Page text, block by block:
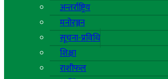
अन्तर्राष्ट्रिय
मनोरञ्जन
सूचना-प्रविधि
शिक्षा
राशीफल